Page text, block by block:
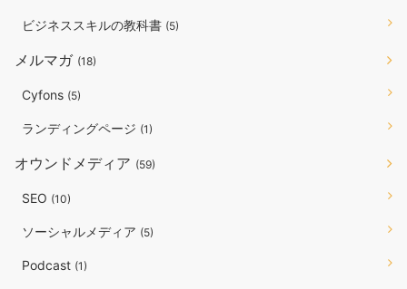
ビジネススキルの教科書 (5)
メルマガ (18)
Cyfons (5)
ランディングページ (1)
オウンドメディア (59)
SEO (10)
ソーシャルメディア (5)
Podcast (1)